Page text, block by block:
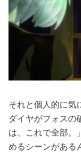
それと個人的に気
ダイヤがフォスの
は、これで全部。
めるシーンがある